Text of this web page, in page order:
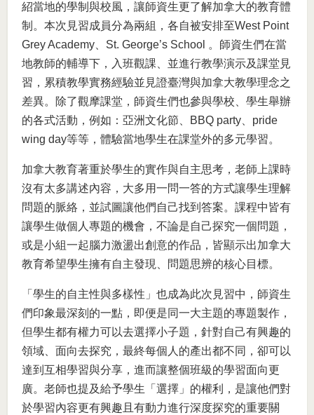
紹當地的學制與校風，讓師資生更了解加拿大的教育體
制。本次見習成員分為兩組，各自被安排至West Point
Grey Academy、St. George’s School 。師資生們在當
地教師的輔導下，入班觀課、並進行教學演示及課堂見
習，累積教學實務經驗並見證臺灣與加拿大教學理念之
差異。除了觀摩課堂，師資生們也參與學校、學生舉辦
的各式活動，例如：亞洲文化節、BBQ party、pride
wing day等等，體驗當地學生在課堂外的多元學習。
加拿大教育著重於學生的實作與自主思考，老師上課時
沒有太多講述內容，大多用一問一答的方式讓學生理解
問題的脈絡，並試圖讓他們自己找到答案。課程中皆有
讓學生做個人專題的機會，不論是自己探究一個問題，
或是小組一起腦力激盪出創意的作品，皆顯示出加拿大
教育希望學生擁有自主發現、問題思辨的核心目標。
「學生的自主性與多樣性」也成為此次見習中，師資生
們印象最深刻的一點，即便是同一大主題的專題製作，
但學生都有權力可以去選擇小子題，針對自己有興趣的
領域、面向去探究，最終每個人的產出都不同，卻可以
達到互相學習與分享，進而讓整個班級的學習面向更
廣。老師也提及給予學生「選擇」的權利，是讓他們對
於學習內容更有興趣且有動力進行深度探究的重要關